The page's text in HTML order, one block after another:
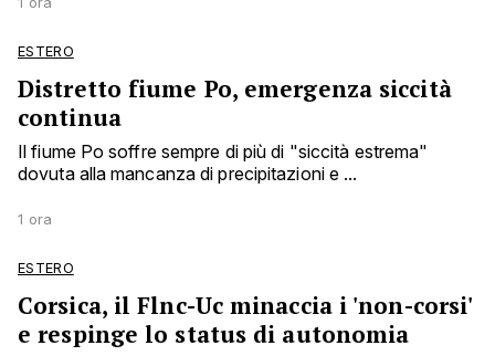
ESTERO
Distretto fiume Po, emergenza siccità
continua
Il fiume Po soffre sempre di più di "siccità estrema"
dovuta alla mancanza di precipitazioni e ...
1 ora
ESTERO
Corsica, il Flnc-Uc minaccia i 'non-corsi'
e respinge lo status di autonomia